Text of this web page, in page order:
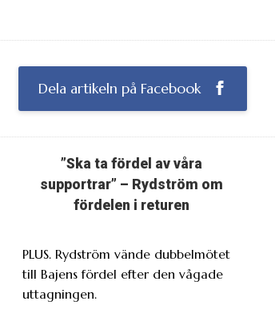
Dela artikeln på Facebook
”Ska ta fördel av våra
supportrar” – Rydström om
fördelen i returen
PLUS. Rydström vände dubbelmötet
till Bajens fördel efter den vågade
uttagningen.